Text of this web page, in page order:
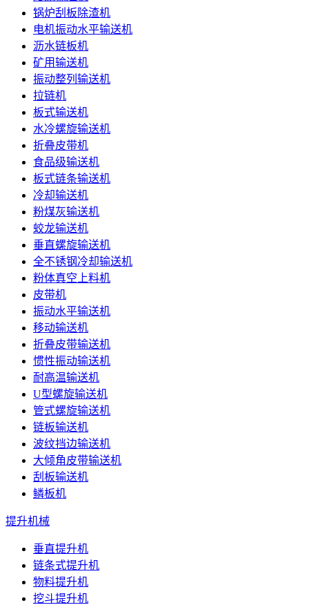
锅炉刮板除渣机
电机振动水平输送机
沥水链板机
矿用输送机
振动整列输送机
拉链机
板式输送机
水冷螺旋输送机
折叠皮带机
食品级输送机
板式链条输送机
冷却输送机
粉煤灰输送机
蛟龙输送机
垂直螺旋输送机
全不锈钢冷却输送机
粉体真空上料机
皮带机
振动水平输送机
移动输送机
折叠皮带输送机
惯性振动输送机
耐高温输送机
U型螺旋输送机
管式螺旋输送机
链板输送机
波纹挡边输送机
大倾角皮带输送机
刮板输送机
鳞板机
提升机械
垂直提升机
链条式提升机
物料提升机
挖斗提升机